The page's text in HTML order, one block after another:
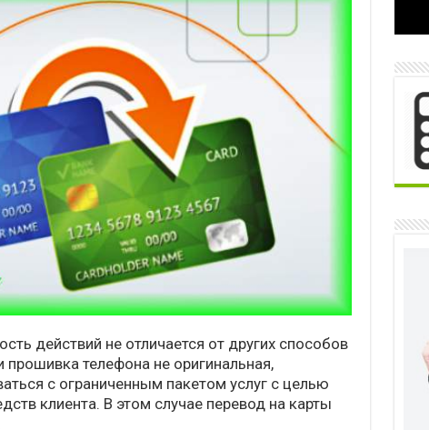
действий не отличается от других способов
телефона не оригинальная,
с ограниченным пакетом услуг с целью
клиента. В этом случае перевод на карты